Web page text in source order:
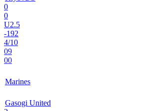
0
0
U2.5
-192
4/10
09
00
Marines
Gasogi United